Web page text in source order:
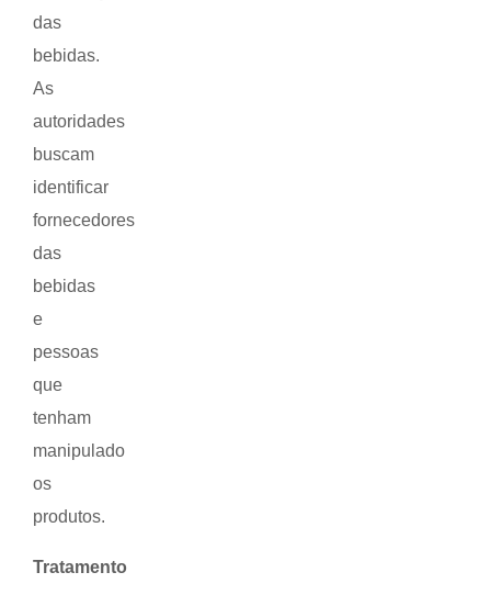
das
bebidas.
As
autoridades
buscam
identificar
fornecedores
das
bebidas
e
pessoas
que
tenham
manipulado
os
produtos.
Tratamento